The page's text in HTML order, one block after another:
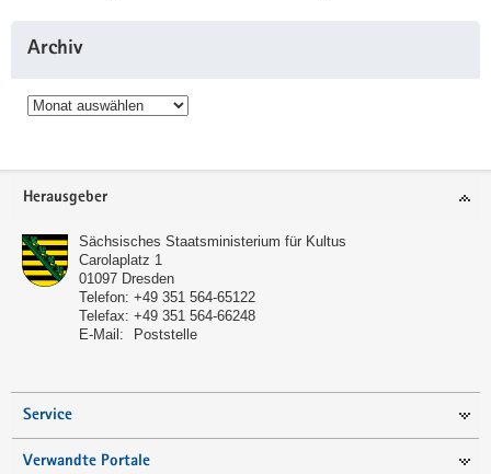
Archiv
Archiv
Service
Herausgeber
Sächsisches Staatsministerium für Kultus
Carolaplatz 1
01097 Dresden
Telefon: +49 351 564-65122
Telefax: +49 351 564-66248
E-Mail:
Poststelle
Service
Verwandte Portale